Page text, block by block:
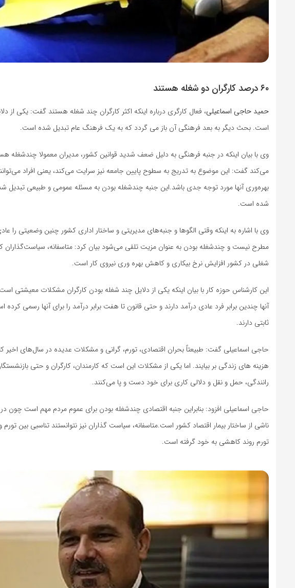
۶۰ درصد کارگران دو شغله هستند
حمید حاجی اسماعیلی، فعال کارگری درباره اینکه اکثر کارگران چند شغله هستند گفت: یکی
است. بحث دیگر به بعد فرهنگی آن باز می گردد که به یک فرهنگ عام تبدیل شده است.
وی با بیان اینکه در جنبه فرهنگی به دلیل ضعف شدید قوانین کشور، مدیران معمولا چندشغله
می‌کند گفت: این موضوع به تدریج به سطوح پایین جامعه نیز سرایت می‌کند، یعنی افراد
بهره‌وری آنها مورد توجه جدی باشد.این جنبه چندشغله بودن به مسئله عمومی و طبیعی
شده است.
وی با اشاره به اینکه وقتی الگوها و جنبه‌های مدیریتی و ساختار اداری کشور چنین وضعیتی
مطرح نیست و چندشغله بودن به عنوان مزیت تلقی می‌شود بیان کرد: متاسفانه، سیاست‌گذاران
شغلی در کشور افزایش نرخ بیکاری و کاهش بهره وری نیروی کار است.
این کارشناس حوزه کار با بیان اینکه یکی از دلایل چند شغله بودن کارگران مشکلات معیشتی
آنها چندین برابر فرد عادی درآمد دارند و حتی قانون تا هفت برابر درآمد را برای آنها رسمی
ثابتی دارند.
حاجی اسماعیلی گفت: طبیعتاً بحران اقتصادی، تورم، گرانی و مشکلات عدیده در سال‌های اخیر
هزینه های زندگی بر بیایند. اما یکی از مشکلات این است که کارمندان، کارگران و حتی
رانندگی، حمل و نقل و دلالی کاری برای خود دست و پا می‌کنند.
حاجی اسماعیلی افزود: بنابراین جنبه اقتصادی چندشغله بودن برای عموم مردم مهم است چون
ناشی از ساختار بیمار اقتصاد کشور است.متاسفانه، سیاست گذاران نیز نتوانستند تناسبی
تورم روند کاهشی به خود گرفته است.